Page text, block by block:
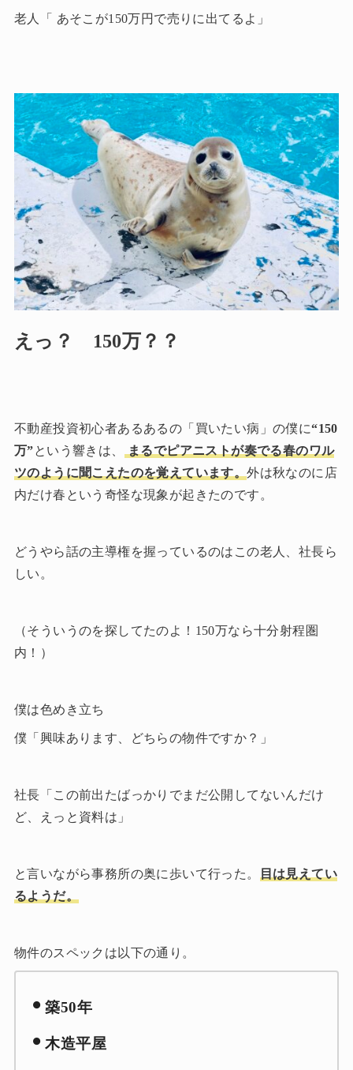
老人「 あそこが150万円で売りに出てるよ」
えっ？ 150万？？
不動産投資初心者あるあるの「買いたい病」の僕に“150
万”という響きは、
まるでピアニストが奏でる春のワル
ツのように聞こえたのを覚えています。外は秋なのに店
内だけ春という奇怪な現象が起きたのです。
どうやら話の主導権を握っているのはこの老人、社長ら
しい。
（そういうのを探してたのよ！150万なら十分射程圏
内！）
僕は色めき立ち
僕「興味あります、どちらの物件ですか？」
社長「この前出たばっかりでまだ公開してないんだけ
ど、えっと資料は」
と言いながら事務所の奥に歩いて行った。
目は見えてい
るようだ。
物件のスペックは以下の通り。
築50年
木造平屋